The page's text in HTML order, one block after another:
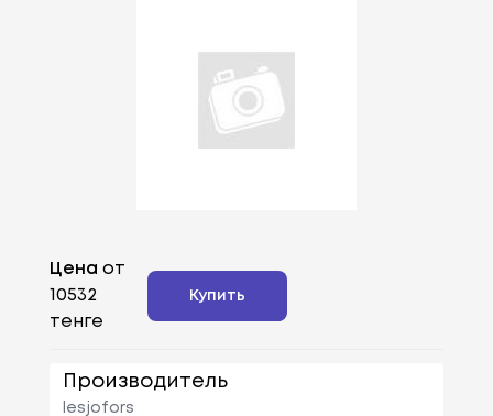
Цена от
10532
тенге
Купить
Производитель
lesjofors